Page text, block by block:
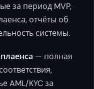
за период MVP,
отчёты об
системы.
— полная
AML/KYC за